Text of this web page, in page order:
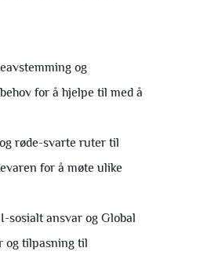
og
for å hjelpe til med å
røde-svarte ruter til
for å møte ulike
sosialt ansvar og Global
og tilpasning til